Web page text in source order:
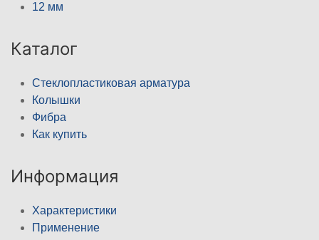
12 мм
Каталог
Стеклопластиковая арматура
Колышки
Фибра
Как купить
Информация
Характеристики
Применение